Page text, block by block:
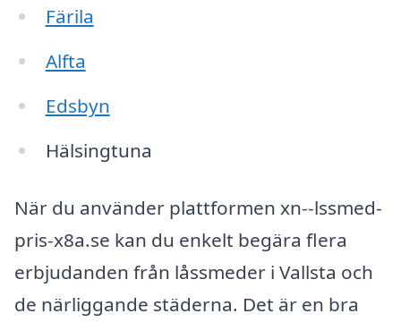
Färila
Alfta
Edsbyn
Hälsingtuna
När du använder plattformen xn--lssmed-
pris-x8a.se kan du enkelt begära flera
erbjudanden från låssmeder i Vallsta och
de närliggande städerna. Det är en bra